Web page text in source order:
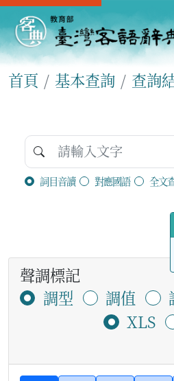
首頁 基本查詢 查詢
詞目音讀 對應國語 全文
聲調標記
調型
調值
XLS